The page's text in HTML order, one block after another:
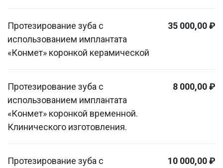
Протезирование зуба с
использованием имплантата
«Конмет» коронкой керамической
35 000,00 ₽
Протезирование зуба с
использованием имплантата
«Конмет» коронкой временной.
Клинического изготовления.
8 000,00 ₽
Протезирование зуба с
10 000,00 ₽